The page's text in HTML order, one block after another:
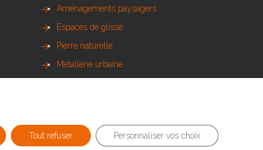
Aménagements paysagers
Espaces de glisse
Pierre naturelle
Métallerie urbaine
Tout refuser Personnaliser vos choix